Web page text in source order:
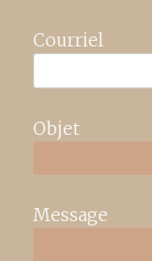
Courriel
Objet
Message